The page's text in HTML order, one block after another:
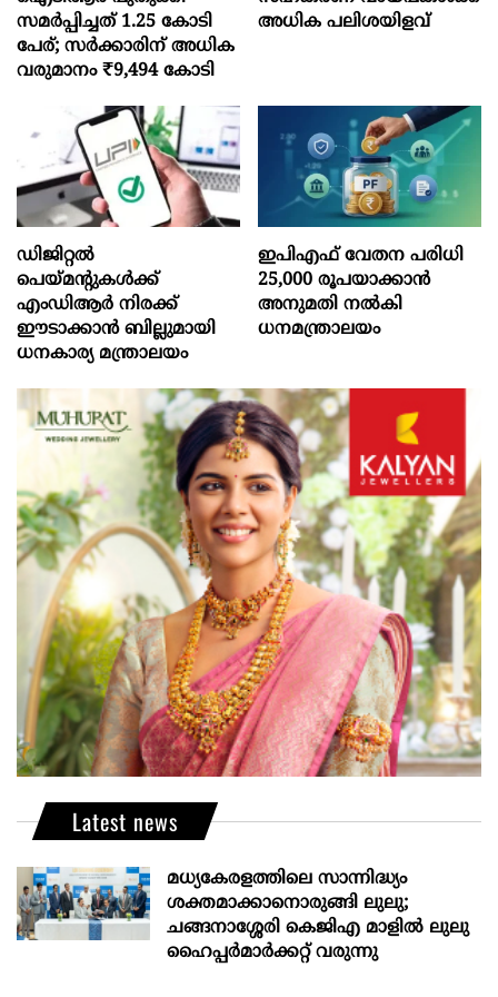
സമർപ്പിച്ചത് 1.25 കോടി
പേര്; സർക്കാരിന് അധിക
വരുമാനം ₹9,494 കോടി
അധിക പലിശയിളവ്
ഡിജിറ്റൽ
പെയ്മന്റുകൾക്ക്
എംഡിആർ നിരക്ക്
ഈടാക്കാൻ ബില്ലുമായി
ധനകാര്യ മന്ത്രാലയം
ഇപിഎഫ് വേതന പരിധി
25,000 രൂപയാക്കാൻ
അനുമതി നൽകി
ധനമന്ത്രാലയം
Latest news
മധ്യകേരളത്തിലെ സാന്നിദ്ധ്യം
ശക്തമാക്കാനൊരുങ്ങി ലുലു;
ചങ്ങനാശ്ശേരി കെജിഎ മാളിൽ ലുലു
ഹൈപ്പർമാർക്കറ്റ് വരുന്നു